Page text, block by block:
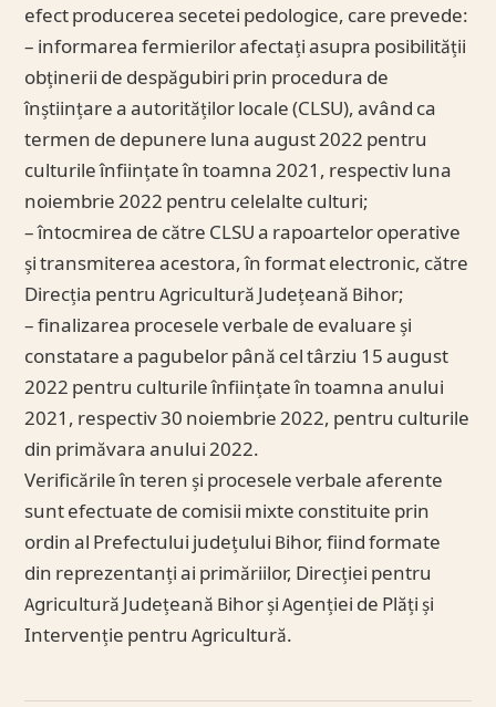
efect producerea secetei pedologice, care prevede:
– informarea fermierilor afectați asupra posibilității
obținerii de despăgubiri prin procedura de
înștiințare a autorităților locale (CLSU), având ca
termen de depunere luna august 2022 pentru
culturile înființate în toamna 2021, respectiv luna
noiembrie 2022 pentru celelalte culturi;
– întocmirea de către CLSU a rapoartelor operative
și transmiterea acestora, în format electronic, către
Direcția pentru Agricultură Județeană Bihor;
– finalizarea procesele verbale de evaluare și
constatare a pagubelor până cel târziu 15 august
2022 pentru culturile înființate în toamna anului
2021, respectiv 30 noiembrie 2022, pentru culturile
din primăvara anului 2022.
Verificările în teren și procesele verbale aferente
sunt efectuate de comisii mixte constituite prin
ordin al Prefectului județului Bihor, fiind formate
din reprezentanți ai primăriilor, Direcției pentru
Agricultură Județeană Bihor și Agenției de Plăți și
Intervenție pentru Agricultură.